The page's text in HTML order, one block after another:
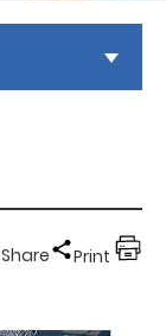
Share Print